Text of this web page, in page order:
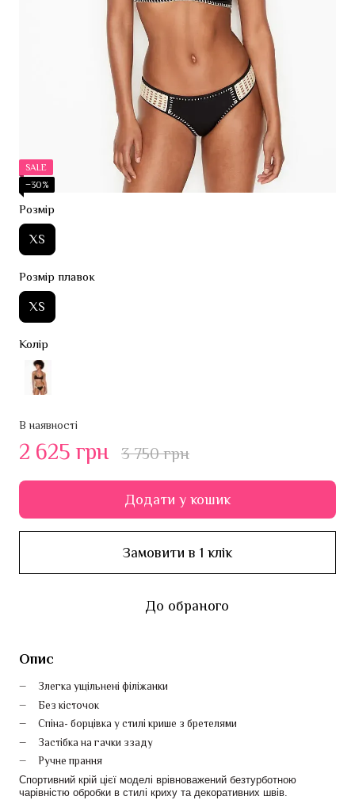
SALE
−30%
Розмір
XS
Розмір плавок
XS
Колір
В наявності
2 625 грн 3 750 грн
Додати у кошик
Замовити в 1 клік
До обраного
Опис
Злегка ущільнені філіжанки
Без кісточок
Спіна- борцівка у стилі крише з бретелями
Застібка на гачки ззаду
Ручне прання
Спортивний крій цієї моделі врівноважений безтурботною
чарівністю обробки в стилі криху та декоративних швів.